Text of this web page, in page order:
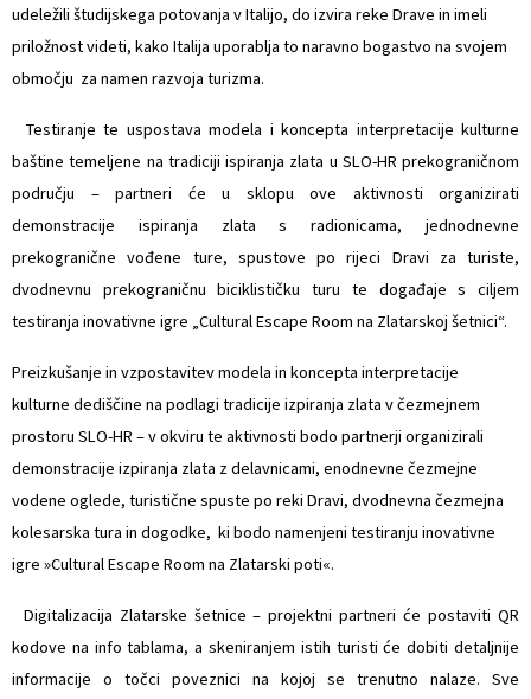
udeležili študijskega potovanja v Italijo, do izvira reke Drave in imeli
priložnost videti, kako Italija uporablja to naravno bogastvo na svojem
območju za namen razvoja turizma.
te uspostava modela i koncepta interpretacije kulturne
baštine temeljene na tradiciji ispiranja zlata u SLO-HR prekograničnom
području – partneri će u sklopu ove aktivnosti organizirati
demonstracije ispiranja zlata s radionicama, jednodnevne
prekogranične vođene ture, spustove po rijeci Dravi za turiste,
dvodnevnu prekograničnu biciklističku turu te događaje s ciljem
testiranja inovativne igre „Cultural Escape Room na Zlatarskoj šetnici“.
Preizkušanje in vzpostavitev modela in koncepta interpretacije
kulturne dediščine na podlagi tradicije izpiranja zlata v čezmejnem
prostoru SLO-HR – v okviru te aktivnosti bodo partnerji organizirali
demonstracije izpiranja zlata z delavnicami, enodnevne čezmejne
vodene oglede, turistične spuste po reki Dravi, dvodnevna čezmejna
kolesarska tura in dogodke, ki bodo namenjeni testiranju inovativne
igre »Cultural Escape Room na Zlatarski poti«.
Zlatarske šetnice – projektni partneri će postaviti QR
kodove na info tablama, a skeniranjem istih turisti će dobiti detaljnije
informacije o točci poveznici na kojoj se trenutno nalaze. Sve